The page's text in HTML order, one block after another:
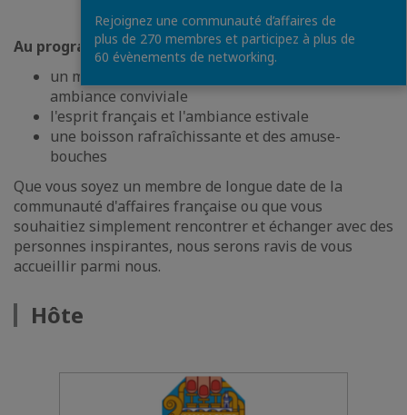
Au programme :
un moment de réseautage informel dans une
ambiance conviviale
l'esprit français et l'ambiance estivale
une boisson rafraîchissante et des amuse-
bouches
Que vous soyez un membre de longue date de la
communauté d'affaires française ou que vous
souhaitiez simplement rencontrer et échanger avec des
personnes inspirantes, nous serons ravis de vous
accueillir parmi nous.
Hôte
Rejoignez une communauté d’affaires de
plus de 270 membres et participez à plus de
60 évènements de networking.